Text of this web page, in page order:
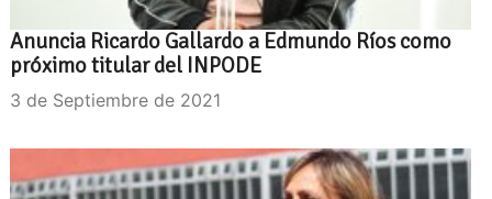
Anuncia Ricardo Gallardo a Edmundo Ríos como
próximo titular del INPODE
3 de Septiembre de 2021